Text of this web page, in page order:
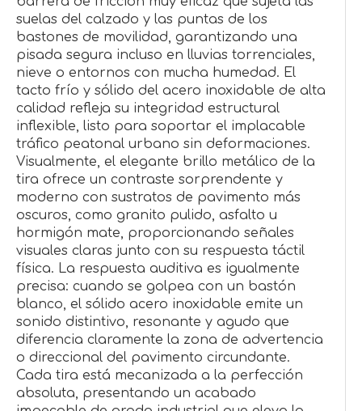
suelas del calzado y las puntas de los
bastones de movilidad, garantizando una
pisada segura incluso en lluvias torrenciales,
nieve o entornos con mucha humedad. El
tacto frío y sólido del acero inoxidable de alta
calidad refleja su integridad estructural
inflexible, listo para soportar el implacable
tráfico peatonal urbano sin deformaciones.
Visualmente, el elegante brillo metálico de la
tira ofrece un contraste sorprendente y
moderno con sustratos de pavimento más
oscuros, como granito pulido, asfalto u
hormigón mate, proporcionando señales
visuales claras junto con su respuesta táctil
física. La respuesta auditiva es igualmente
precisa: cuando se golpea con un bastón
blanco, el sólido acero inoxidable emite un
sonido distintivo, resonante y agudo que
diferencia claramente la zona de advertencia
o direccional del pavimento circundante.
Cada tira está mecanizada a la perfección
absoluta, presentando un acabado